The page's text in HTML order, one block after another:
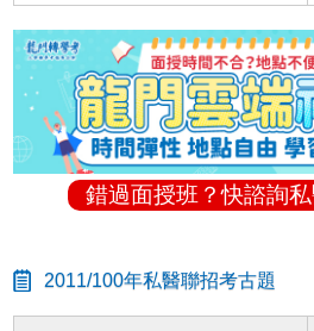
錯過面授班？快諮詢
2011/100年私醫聯招考古題